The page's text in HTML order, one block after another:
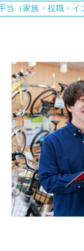
当（家族・役職・イ